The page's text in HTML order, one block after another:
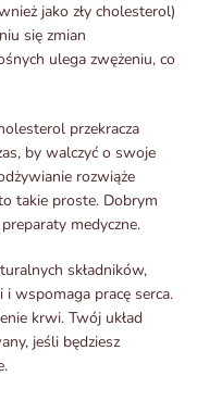
jako zły cholesterol)
się zmian
ulega zwężeniu, co
przekracza
by walczyć o swoje
rozwiąże
takie proste. Dobrym
medyczne.
składników,
wspomaga pracę serca.
krwi. Twój układ
jeśli będziesz